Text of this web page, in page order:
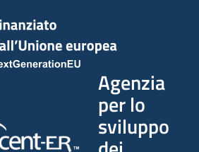
Agenzia
per lo
sviluppo